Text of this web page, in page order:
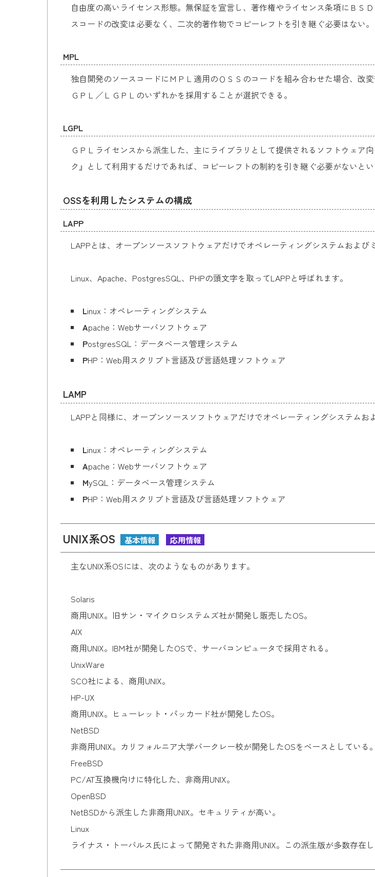
自由度の高いライセンス形態。無保証を宣言し、著作権やライセンス条項にＢＳ
スコードの改変は必要なく、二次的著作物でコピーレフトを引き継ぐ必要はない。
MPL
独自開発のソースコードにＭＰＬ適用のＯＳＳのコードを組み合わせた場合、改
ＧＰＬ／ＬＧＰＬのいずれかを採用することが選択できる。
LGPL
ＧＰＬライセンスから派生した、主にライブラリとして提供されるソフトウェア
ク』として利用するだけであれば、コピーレフトの制約を引き継ぐ必要がないとい
OSSを利用したシステムの構成
LAPP
LAPPとは、オープンソースソフトウェアだけでオペレーティングシステムおよび
Linux、Apache、PostgresSQL、PHPの頭文字を取ってLAPPと呼ばれます。
Linux：オペレーティングシステム
Apache：Webサーバソフトウェア
PostgresSQL：データベース管理システム
PHP：Web用スクリプト言語及び言語処理ソフトウェア
LAMP
LAPPと同様に、オープンソースソフトウェアだけでオペレーティングシステムお
Linux：オペレーティングシステム
Apache：Webサーバソフトウェア
MySQL：データベース管理システム
PHP：Web用スクリプト言語及び言語処理ソフトウェア
UNIX系OS 基本情報 応用情報
主なUNIX系OSには、次のようなものがあります。
Solaris
商用UNIX。旧サン・マイクロシステムズ社が開発し販売したOS。
AIX
商用UNIX。IBM社が開発したOSで、サーバコンピュータで採用される。
UnixWare
SCO社による、商用UNIX。
HP-UX
商用UNIX。ヒューレット・パッカード社が開発したOS。
NetBSD
非商用UNIX。カリフォルニア大学バークレー校が開発したOSをベースとしている
FreeBSD
PC/AT互換機向けに特化した、非商用UNIX。
OpenBSD
NetBSDから派生した非商用UNIX。セキュリティが高い。
Linux
ライナス・トーバルス氏によって開発された非商用UNIX。この派生版が多数存在